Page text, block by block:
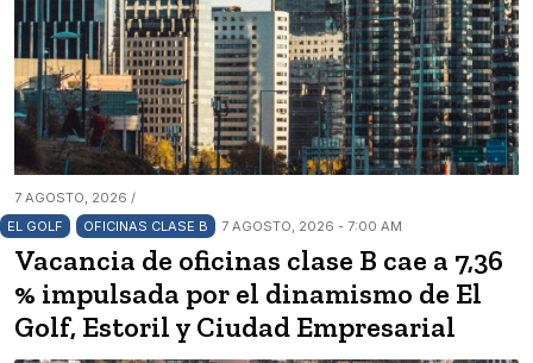
7 AGOSTO, 2026 /
EL GOLF
OFICINAS CLASE B 7 AGOSTO, 2026 - 7:00 AM
Vacancia de oficinas clase B cae a 7,36
% impulsada por el dinamismo de El
Golf, Estoril y Ciudad Empresarial